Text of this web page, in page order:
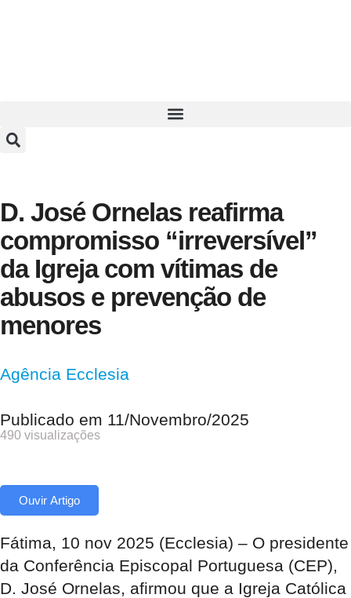
D. José Ornelas reafirma
compromisso “irreversível”
da Igreja com vítimas de
abusos e prevenção de
menores
Agência Ecclesia
Publicado em 11/Novembro/2025
490 visualizações
Ouvir Artigo
Fátima, 10 nov 2025 (Ecclesia) – O presidente
da Conferência Episcopal Portuguesa (CEP),
D. José Ornelas, afirmou que a Igreja Católica